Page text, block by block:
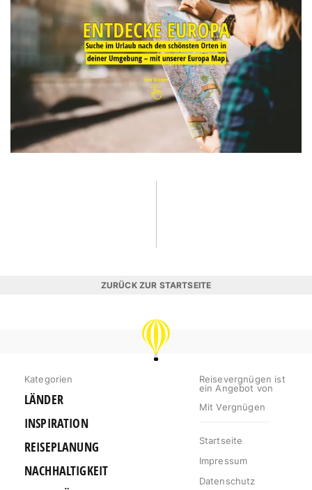
ZURÜCK ZUR STARTSEITE
REISEVERGNÜGEN
Kategorien
LÄNDER
INSPIRATION
REISEPLANUNG
NACHHALTIGKEIT
Reisevergnügen ist
ein Angebot von
Mit Vergnügen
Startseite
Impressum
Datenschutz